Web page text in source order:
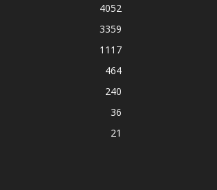
4052
3359
1117
464
240
36
21